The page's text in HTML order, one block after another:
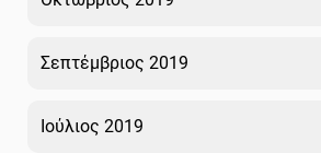
Σεπτέμβριος 2019
Ιούλιος 2019